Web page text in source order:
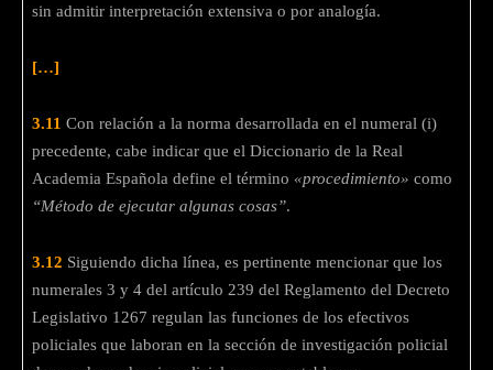
sin admitir interpretación extensiva o por analogía.
[…]
3.11 Con relación a la norma desarrollada en el numeral (i)
precedente, cabe indicar que el Diccionario de la Real
Academia Española define el término «procedimiento» como
“Método de ejecutar algunas cosas”.
3.12 Siguiendo dicha línea, es pertinente mencionar que los
numerales 3 y 4 del artículo 239 del Reglamento del Decreto
Legislativo 1267 regulan las funciones de los efectivos
policiales que laboran en la sección de investigación policial